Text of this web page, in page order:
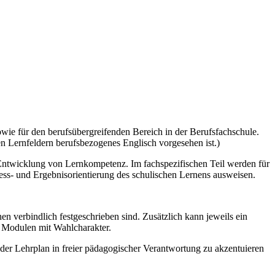
für den berufsübergreifenden Bereich in der Berufsfachschule.
Lernfeldern berufsbezogenes Englisch vorgesehen ist.)
von Lernkompetenz. Im fachspezifischen Teil werden für
und Ergebnisorientierung des schulischen Lernens ausweisen.
verbindlich festgeschrieben sind. Zusätzlich kann jeweils ein
mit Wahlcharakter.
Lehrplan in freier pädagogischer Verantwortung zu akzentuieren